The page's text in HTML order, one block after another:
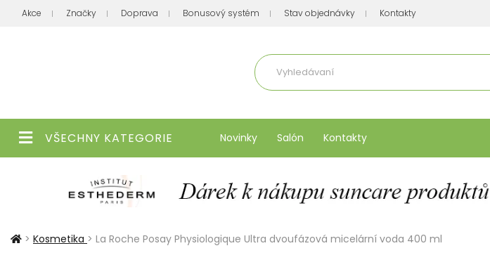
Akce Značky Doprava Bonusový systém Stav objednávky Kontakty
VŠECHNY KATEGORIE Novinky Salón Kontakty
> Kosmetika > La Roche Posay Physiologique Ultra dvoufázová micelární voda 400 ml